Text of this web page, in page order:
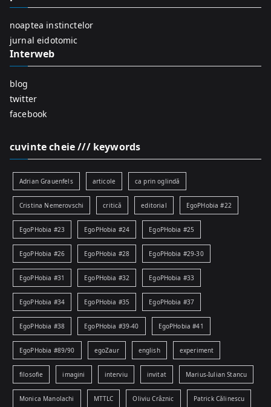
o
noaptea instinctelor
jurnal eidotomic
Interweb
blog
twitter
facebook
cuvinte cheie /// keywords
Adrian Grauenfels articole ca prin oglindă
Cristina Nemerovschi critică editorial EgoPHobia #22
EgoPHobia #23 EgoPHobia #24 EgoPHobia #25
EgoPHobia #26 EgoPHobia #28 EgoPHobia #29-30
EgoPHobia #31 EgoPHobia #32 EgoPHobia #33
EgoPHobia #34 EgoPHobia #35 EgoPHobia #37
EgoPHobia #38 EgoPHobia #39-40 EgoPHobia #41
EgoPHobia #89/90 egoZaur english experiment
filosofie imagini interviu invitat Marius-Iulian Stancu
Monica Manolachi MTTLC Oliviu Crâznic Patrick Călinescu